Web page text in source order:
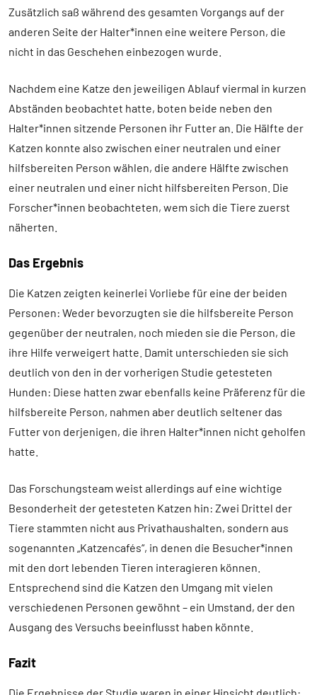
Zusätzlich saß während des gesamten Vorgangs auf der
anderen Seite der Halter*innen eine weitere Person, die
nicht in das Geschehen einbezogen wurde.
Nachdem eine Katze den jeweiligen Ablauf viermal in kurzen
Abständen beobachtet hatte, boten beide neben den
Halter*innen sitzende Personen ihr Futter an. Die Hälfte der
Katzen konnte also zwischen einer neutralen und einer
hilfsbereiten Person wählen, die andere Hälfte zwischen
einer neutralen und einer nicht hilfsbereiten Person. Die
Forscher*innen beobachteten, wem sich die Tiere zuerst
näherten.
Das Ergebnis
Die Katzen zeigten keinerlei Vorliebe für eine der beiden
Personen: Weder bevorzugten sie die hilfsbereite Person
gegenüber der neutralen, noch mieden sie die Person, die
ihre Hilfe verweigert hatte. Damit unterschieden sie sich
deutlich von den in der vorherigen Studie getesteten
Hunden: Diese hatten zwar ebenfalls keine Präferenz für die
hilfsbereite Person, nahmen aber deutlich seltener das
Futter von derjenigen, die ihren Halter*innen nicht geholfen
hatte.
Das Forschungsteam weist allerdings auf eine wichtige
Besonderheit der getesteten Katzen hin: Zwei Drittel der
Tiere stammten nicht aus Privathaushalten, sondern aus
sogenannten „Katzencafés“, in denen die Besucher*innen
mit den dort lebenden Tieren interagieren können.
Entsprechend sind die Katzen den Umgang mit vielen
verschiedenen Personen gewöhnt – ein Umstand, der den
Ausgang des Versuchs beeinflusst haben könnte.
Fazit